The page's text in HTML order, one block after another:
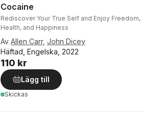
Cocaine
Rediscover Your True Self and Enjoy Freedom,
Health, and Happiness
Av Allen Carr, John Dicey
Häftad, Engelska, 2022
110 kr
Lägg till
Skickas